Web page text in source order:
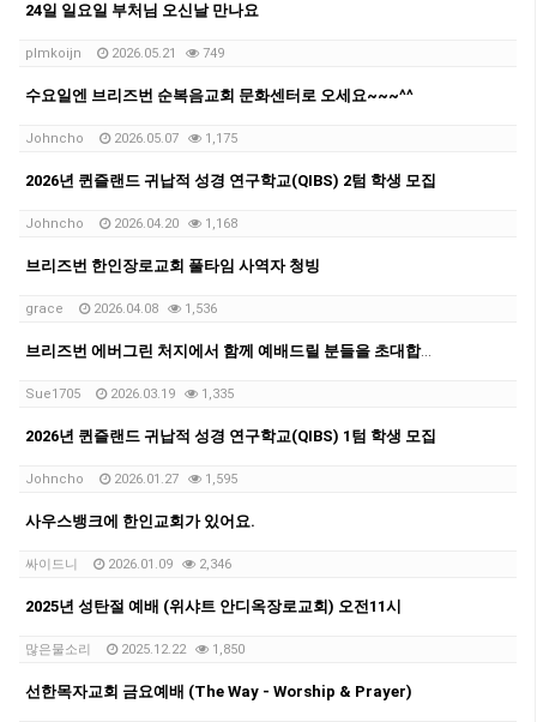
24일 일요일 부처님 오신날 만나요
plmkoijn 2026.05.21 749
수요일엔 브리즈번 순복음교회 문화센터로 오세요~~~^^
Johncho 2026.05.07 1,175
2026년 퀸즐랜드 귀납적 성경 연구학교(QIBS) 2텀 학생 모집
Johncho 2026.04.20 1,168
브리즈번 한인장로교회 풀타임 사역자 청빙
grace 2026.04.08 1,536
브리즈번 에버그린 처지에서 함께 예배드릴 분들을 초대합니다!
Sue1705 2026.03.19 1,335
2026년 퀸즐랜드 귀납적 성경 연구학교(QIBS) 1텀 학생 모집
Johncho 2026.01.27 1,595
사우스뱅크에 한인교회가 있어요.
싸이드니 2026.01.09 2,346
2025년 성탄절 예배 (위샤트 안디옥장로교회) 오전11시
많은물소리 2025.12.22 1,850
선한목자교회 금요예배 (The Way - Worship & Prayer)